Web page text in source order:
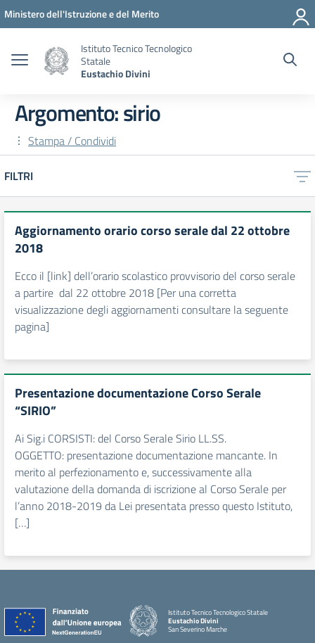
Vai ai contenuti
Vai al menu di navigazione
Vai al footer
Ministero dell'Istruzione e del Merito
Istituto Tecnico Tecnologico
Statale
Eustachio Divini
Argomento: sirio
Stampa / Condividi
FILTRI
Aggiornamento orario corso serale dal 22 ottobre
2018
Ecco il [link] dell’orario scolastico provvisorio del corso serale
a partire dal 22 ottobre 2018 [Per una corretta
visualizzazione degli aggiornamenti consultare la seguente
pagina]
Presentazione documentazione Corso Serale
“SIRIO”
Ai Sig.i CORSISTI: del Corso Serale Sirio LL.SS.
OGGETTO: presentazione documentazione mancante. In
merito al perfezionamento e, successivamente alla
valutazione della domanda di iscrizione al Corso Serale per
l’anno 2018-2019 da Lei presentata presso questo Istituto,
[…]
Istituto Tecnico Tecnologico Statale
Eustachio Divini
San Severino Marche